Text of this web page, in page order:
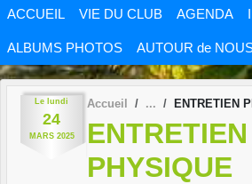
ACCUEIL VIE DU CLUB AGENDA
ALBUMS PHOTOS AUTOUR de
Le lundi
24
MARS 2025
Accueil ENTRETIEN
ENTRETIEN
PHYSIQUE